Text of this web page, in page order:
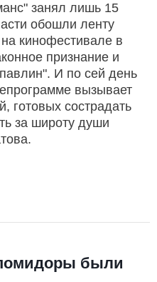
занял лишь 15
обошли ленту
кинофестивале в
признание и
И по сей день
вызывает
готовых сострадать
за широту души
были